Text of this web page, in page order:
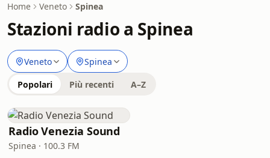
Home Veneto Spinea
Stazioni radio a Spinea
Veneto Spinea
Popolari Più recenti A–Z
Radio Venezia Sound
Spinea · 100.3 FM